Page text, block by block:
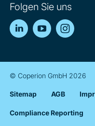
Folgen Sie uns
LinkedInYouTube
© Coperion GmbH 2026
Sitemap AGB
Compliance Reporting